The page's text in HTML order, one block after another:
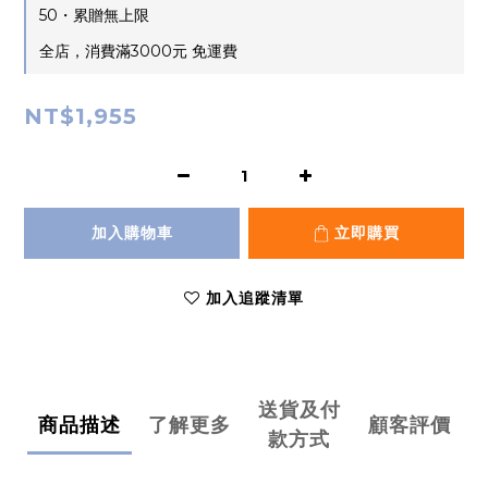
50・累贈無上限
全店，消費滿3000元 免運費
NT$1,955
加入購物車 立即購買
加入追蹤清單
商品描述 了解更多
送貨及付
款方式
顧客評價